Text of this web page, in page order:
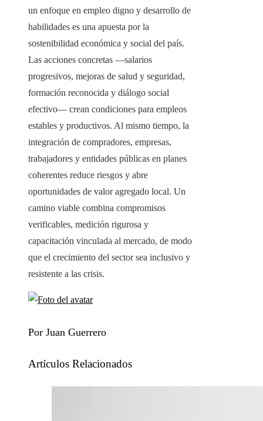
un enfoque en empleo digno y desarrollo de
habilidades es una apuesta por la
sostenibilidad económica y social del país.
Las acciones concretas —salarios
progresivos, mejoras de salud y seguridad,
formación reconocida y diálogo social
efectivo— crean condiciones para empleos
estables y productivos. Al mismo tiempo, la
integración de compradores, empresas,
trabajadores y entidades públicas en planes
coherentes reduce riesgos y abre
oportunidades de valor agregado local. Un
camino viable combina compromisos
verificables, medición rigurosa y
capacitación vinculada al mercado, de modo
que el crecimiento del sector sea inclusivo y
resistente a las crisis.
Por Juan Guerrero
Artículos Relacionados